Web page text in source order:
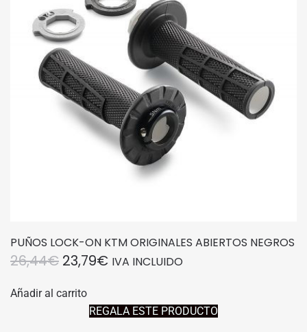
PUÑOS LOCK-ON KTM ORIGINALES ABIERTOS NEGROS
26,44€ EL
ORIGINAL
23,79€EL
ACTUAL
ES:
IVA INCLUIDO
Añadir al carrito
REGALA ESTE PRODUCTO